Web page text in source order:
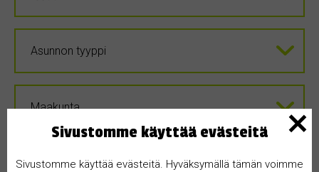
Sivustomme käyttää evästeitä
Sivustomme käyttää evästeitä. Hyväksymällä tämän voimme